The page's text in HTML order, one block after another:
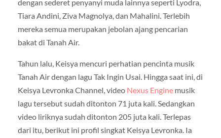
dengan sederet penyanyi muda lainnya seperti Lyodra,
Tiara Andini, Ziva Magnolya, dan Mahalini. Terlebih
mereka semua merupakan jebolan ajang pencarian
bakat di Tanah Air.
Tahun lalu, Keisya mencuri perhatian pencinta musik
Tanah Air dengan lagu Tak Ingin Usai. Hingga saat ini, di
Keisya Levronka Channel, video Nexus Enginemusik
lagu tersebut sudah ditonton 71 juta kali. Sedangkan
video liriknya sudah ditonton 205 juta kali. Terlepas
dari itu, berikut ini profil singkat Keisya Levronka. Ia